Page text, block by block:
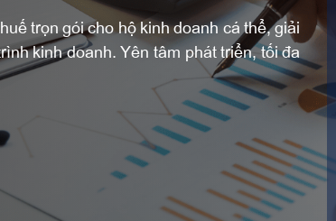
trọn gói cho hộ kinh doanh cá thể, giải
kinh doanh. Yên tâm phát triển, tối đa